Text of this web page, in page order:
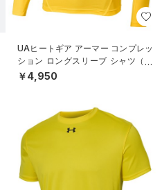
UAヒートギア アーマー コンプレッ
ション ロングスリーブ シャツ（ト
レーニング/MEN）
￥4,950